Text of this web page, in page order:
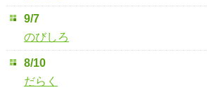
9/7
のびしろ
8/10
だらく